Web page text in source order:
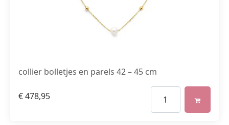
collier bolletjes en parels 42 – 45 cm
€478,95